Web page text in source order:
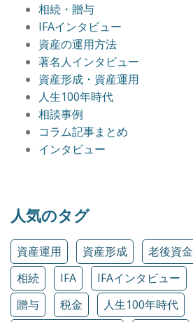
相続・贈与
IFAインタビュー
資産の運用方法
著名人インタビュー
資産形成・資産運用
人生100年時代
相談事例
コラム記事まとめ
インタビュー
人気のタグ
資産運用 資産形成 老後資金
相続
IFA IFAインタビュー
贈与
税金 人生100年時代